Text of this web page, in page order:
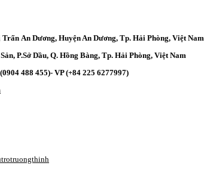
Trấn An Dương, Huyện An Dương, Tp. Hải Phòng, Việt Nam
P.Sở Dầu, Q. Hồng Bàng, Tp. Hải Phòng, Việt Nam
488 455)- VP (+84 225 6277997)